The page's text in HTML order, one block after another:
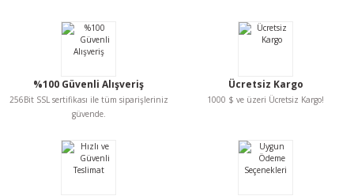
Görüş ve önerileriniz için teşekkür ederiz.
Ürün açıklamasında eksik bilgiler bulunuyor.
Ürün bilgilerinde hatalar bulunuyor.
Bu ürüne benzer farklı alternatifler olmalı.
%100 Güvenli Alışveriş
256Bit SSL sertifikası ile tüm siparişleriniz
güvende.
Ücretsiz Kargo
1000 $ ve üzeri Ücretsiz Kargo!